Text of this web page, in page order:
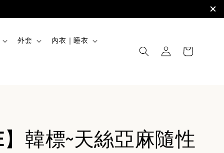
外套 內衣｜睡衣
】韓標~天絲亞麻隨性